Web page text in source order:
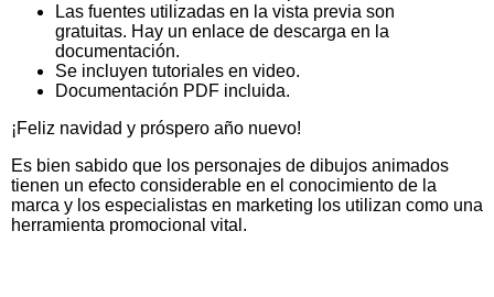
Las fuentes utilizadas en la vista previa son
gratuitas. Hay un enlace de descarga en la
documentación.
Se incluyen tutoriales en video.
Documentación PDF incluida.
¡Feliz navidad y próspero año nuevo!
Es bien sabido que los personajes de dibujos animados
tienen un efecto considerable en el conocimiento de la
marca y los especialistas en marketing los utilizan como una
herramienta promocional vital.